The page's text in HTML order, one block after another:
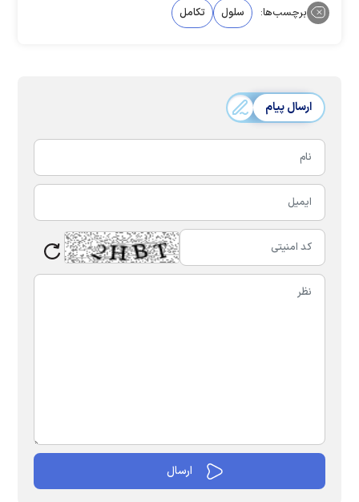
برچسب‌ها: سلول تکامل
ارسال پیام